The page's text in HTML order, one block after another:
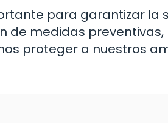
para garantizar la
de medidas preventivas,
proteger a nuestros